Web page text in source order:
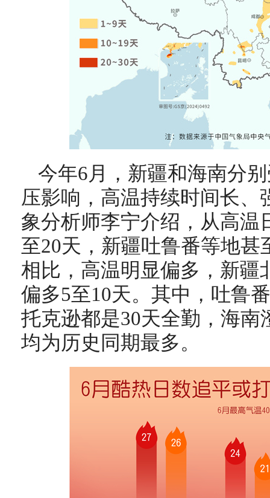
今年6月，新疆和海南分
压影响，高温持续时间长、
象分析师李宁介绍，从高温
至20天，新疆吐鲁番等地甚
相比，高温明显偏多，新疆
偏多5至10天。其中，吐鲁
托克逊都是30天全勤，海南
均为历史同期最多。